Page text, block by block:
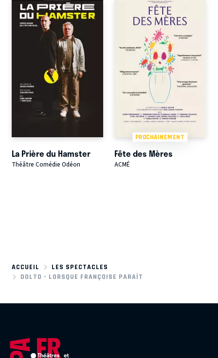
La Prière du Hamster
Théâtre Comédie Odéon
PROCHAINEMENT
Fête des Mères
ACMÉ
ACCUEIL
LES SPECTACLES
DOLTO - LORSQUE FRANÇOISE PARAÎT